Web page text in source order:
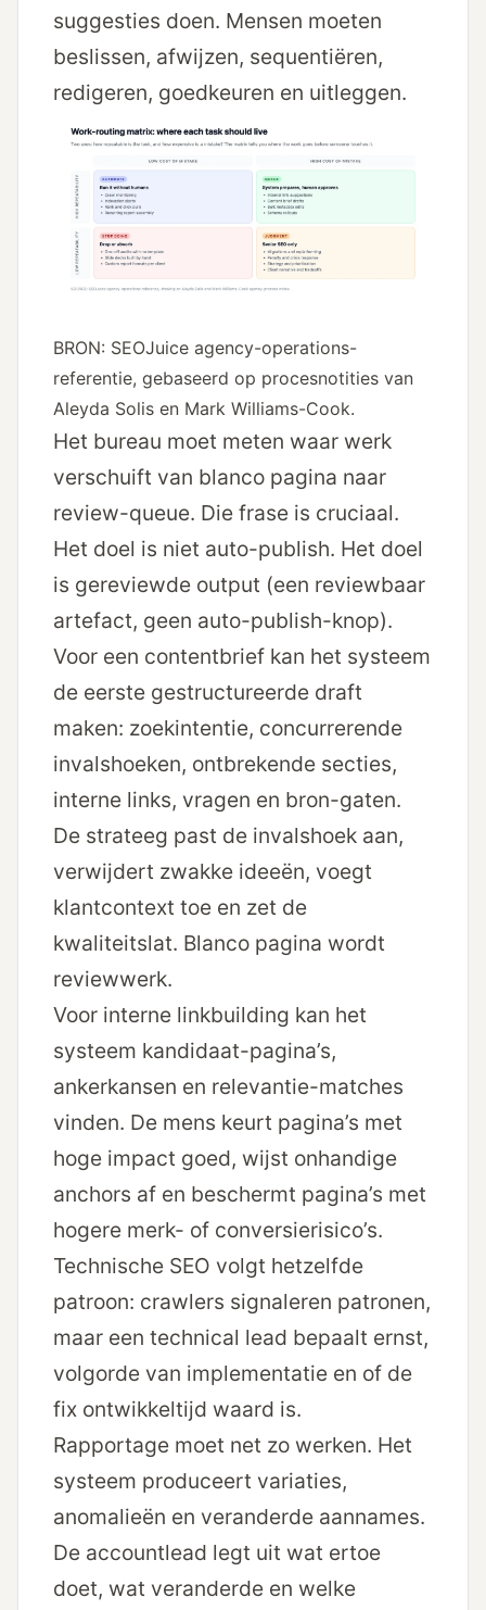
suggesties doen. Mensen moeten
beslissen, afwijzen, sequentiëren,
redigeren, goedkeuren en uitleggen.
BRON: SEOJuice agency-operations-
referentie, gebaseerd op procesnotities van
Aleyda Solis en Mark Williams-Cook.
Het bureau moet meten waar werk
verschuift van blanco pagina naar
review-queue. Die frase is cruciaal.
Het doel is niet auto-publish. Het doel
is gereviewde output (een reviewbaar
artefact, geen auto-publish-knop).
Voor een contentbrief kan het systeem
de eerste gestructureerde draft
maken: zoekintentie, concurrerende
invalshoeken, ontbrekende secties,
interne links, vragen en bron-gaten.
De strateeg past de invalshoek aan,
verwijdert zwakke ideeën, voegt
klantcontext toe en zet de
kwaliteitslat. Blanco pagina wordt
reviewwerk.
Voor interne linkbuilding kan het
systeem kandidaat-pagina’s,
ankerkansen en relevantie-matches
vinden. De mens keurt pagina’s met
hoge impact goed, wijst onhandige
anchors af en beschermt pagina’s met
hogere merk- of conversierisico’s.
Technische SEO volgt hetzelfde
patroon: crawlers signaleren patronen,
maar een technical lead bepaalt ernst,
volgorde van implementatie en of de
fix ontwikkeltijd waard is.
Rapportage moet net zo werken. Het
systeem produceert variaties,
anomalieën en veranderde aannames.
De accountlead legt uit wat ertoe
doet, wat veranderde en welke